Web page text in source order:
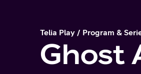
Telia Play Program &
Ghost